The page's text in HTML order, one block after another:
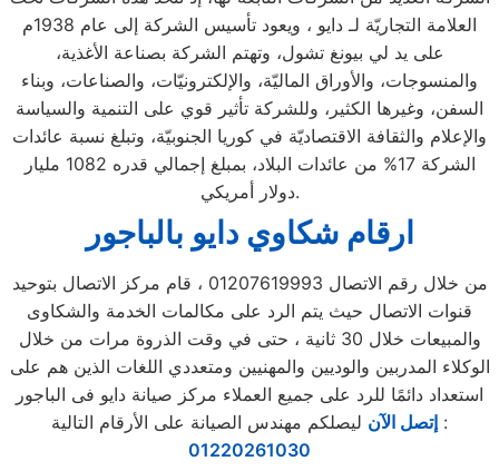
العلامة التجاريّة لـ دايو ، ويعود تأسيس الشركة إلى عام 1938م
على يد لي بيونغ تشول، وتهتم الشركة بصناعة الأغذية،
والمنسوجات، والأوراق الماليّة، والإلكترونيّات، والصناعات، وبناء
السفن، وغيرها الكثير، وللشركة تأثير قوي على التنمية والسياسة
والإعلام والثقافة الاقتصاديّة في كوريا الجنوبيّة، وتبلغ نسبة عائدات
الشركة 17% من عائدات البلاد، بمبلغ إجمالي قدره 1082 مليار
دولار أمريكي.
ارقام شكاوي دايو بالباجور
من خلال رقم الاتصال 01207619993 ، قام مركز الاتصال بتوحيد
قنوات الاتصال حيث يتم الرد على مكالمات الخدمة والشكاوى
والمبيعات خلال 30 ثانية ، حتى في وقت الذروة مرات من خلال
الوكلاء المدربين والوديين والمهنيين ومتعددي اللغات الذين هم على
استعداد دائمًا للرد على جميع العملاء مركز صيانة دايو فى الباجور
إتصل الآن ليصلكم مهندس الصيانة على الأرقام التالية :
01220261030